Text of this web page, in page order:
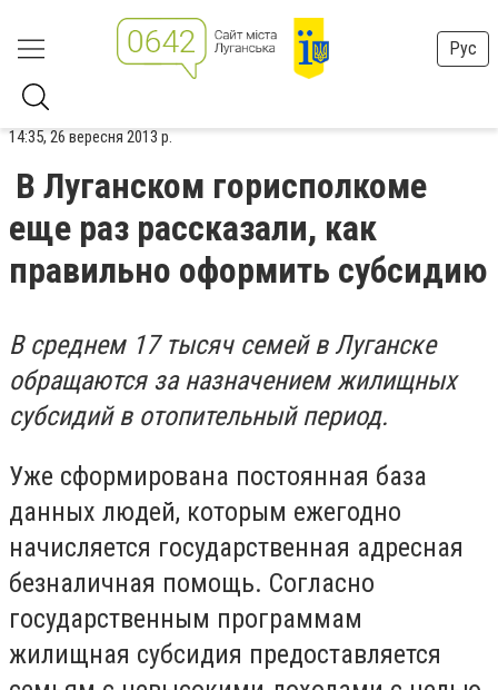
Рус
14:35, 26 вересня 2013 р.
В Луганском горисполкоме
еще раз рассказали, как
правильно оформить субсидию
В среднем 17 тысяч семей в Луганске
обращаются за назначением жилищных
субсидий в отопительный период.
Уже сформирована постоянная база
данных людей, которым ежегодно
начисляется государственная адресная
безналичная помощь. Согласно
государственным программам
жилищная субсидия предоставляется